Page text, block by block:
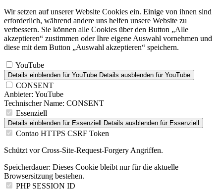
Wir setzen auf unserer Website Cookies ein. Einige von ihnen sind
erforderlich, während andere uns helfen unsere Website zu
verbessern. Sie können alle Cookies über den Button „Alle
akzeptieren“ zustimmen oder Ihre eigene Auswahl vornehmen und
diese mit dem Button „Auswahl akzeptieren“ speichern.
YouTube
Details einblenden für YouTube Details ausblenden für YouTube
CONSENT
Anbieter: YouTube
Technischer Name: CONSENT
Essenziell
Details einblenden für Essenziell Details ausblenden für Essenziell
Contao HTTPS CSRF Token
Schützt vor Cross-Site-Request-Forgery Angriffen.
Speicherdauer: Dieses Cookie bleibt nur für die aktuelle
Browsersitzung bestehen.
PHP SESSION ID